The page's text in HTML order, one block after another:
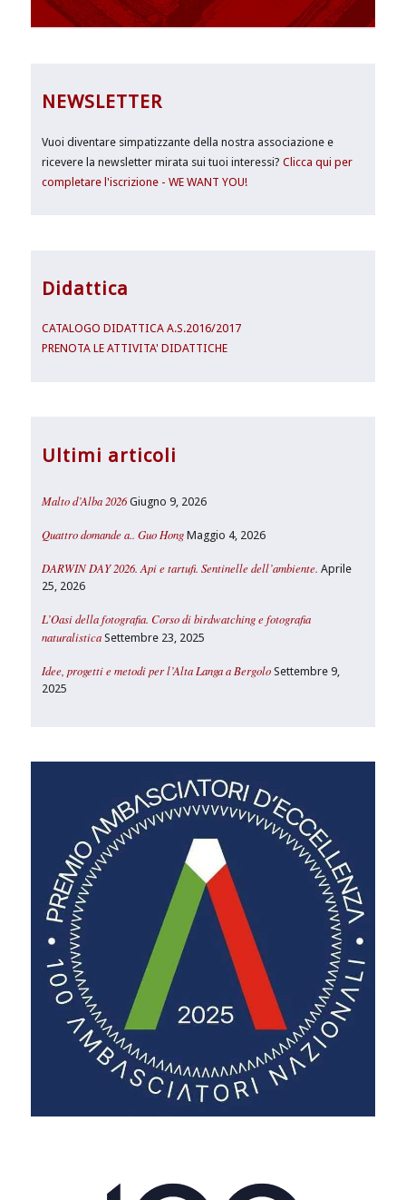
NEWSLETTER
Vuoi diventare simpatizzante della nostra associazione e
ricevere la newsletter mirata sui tuoi interessi?Clicca qui per
completare l'iscrizione - WE WANT YOU!
Didattica
CATALOGO DIDATTICA A.S.2016/2017
PRENOTA LE ATTIVITA' DIDATTICHE
Ultimi articoli
Malto d’Alba 2026 Giugno 9, 2026
Quattro domande a.. Guo Hong Maggio 4, 2026
DARWIN DAY 2026. Api e tartufi. Sentinelle dell’ambiente. Aprile
25, 2026
L’Oasi della fotografia. Corso di birdwatching e fotografia
naturalistica Settembre 23, 2025
Idee, progetti e metodi per l’Alta Langa a Bergolo Settembre 9,
2025